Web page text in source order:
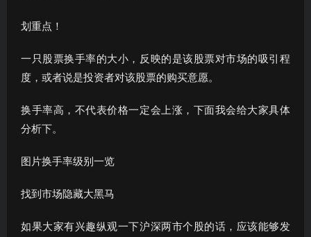
划重点！
一只股票换手率的大小，反映的是该股票对市场的吸引程
度，或者说是投资者对该股票的购买意愿。
换手率高，不代表价格一定会上涨，下面我会给大家具体
分析下。
图片换手率级别一览
找到市场隐藏大黑马
如果大家有兴趣纵观一下沪深两市个股的话，应该能够发